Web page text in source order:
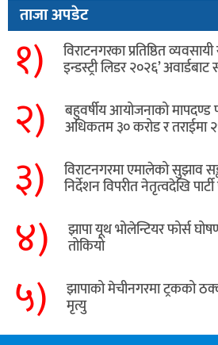
ताजा अपडेट
१) विराटनगरका प्रतिष्ठित व्यवसायी
इन्डस्ट्री लिडर २०२६’ अवार्डबाट
२) बहुवर्षीय आयोजनाको मापदण्ड
अधिकतम ३० करोड र तराईमा
३) विराटनगरमा एमालेको सुझाव
निर्देशन विपरीत नेतृत्वदेखि
४) झापा यूथ भोलेन्टियर फोर्स
तोकियो
५) ​झापाको मेचीनगरमा ट्रकको
मृत्यु